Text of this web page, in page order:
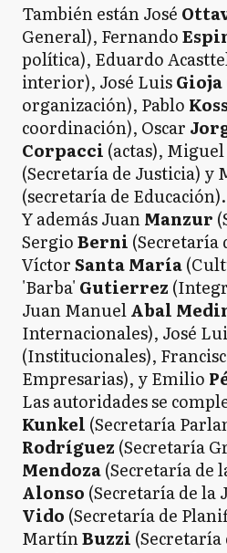
También están José
General), Fernando
política), Eduardo
interior), José LuisGioja
organización), Pablo
coordinación), Oscar
Corpacci (actas), Miguel
(Secretaría de Justicia) y
(secretaría de Educación).
Y además JuanManzur
SergioBerni (Secretaría
VíctorSanta María
'Barba' Gutierrez
Juan ManuelAbal
Internacionales), José
(Institucionales),
Empresarias), y Emilio
Las autoridades se
Kunkel (Secretaría
Rodríguez (Secretaría
Mendoza(Secretaría de
Alonso (Secretaría de la
Vido (Secretaría de
MartínBuzzi